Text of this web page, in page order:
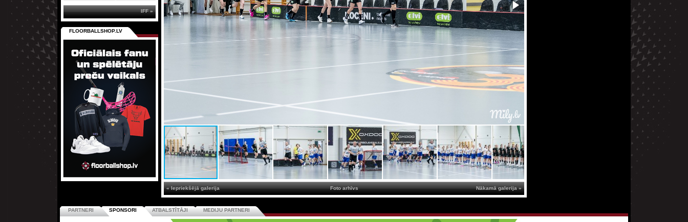
« Iepriekšējā galerija Nākamā galerija »
Foto arhīvs
IFF »
FLOORBALLSHOP.LV
PARTNERI SPONSORI ATBALSTĪTĀJI MEDIJU PARTNERI